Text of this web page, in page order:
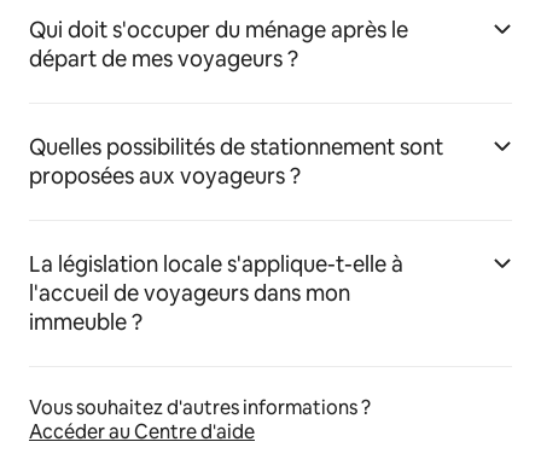
Qui doit s'occuper du ménage après le
départ de mes voyageurs ?
Quelles possibilités de stationnement sont
proposées aux voyageurs ?
La législation locale s'applique-t-elle à
l'accueil de voyageurs dans mon
immeuble ?
Vous souhaitez d'autres informations ?
Accéder au Centre d'aide